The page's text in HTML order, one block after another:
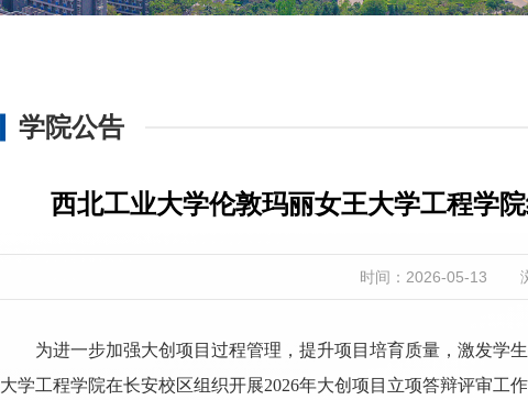
学院公告
西北工业大学伦敦玛丽女王大学工程学
时间：2026-05-13
为进一步加强大创项目过程管理，提升项目培育质量，激发学
大学工程学院在长安校区组织开展2026年大创项目立项答辩评审工作